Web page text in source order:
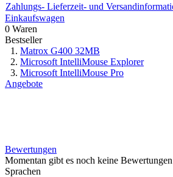
Zahlungs- Lieferzeit- und
Einkaufswagen
0 Waren
Bestseller
Matrox G400 32MB
Microsoft IntelliMouse Explorer
Microsoft IntelliMouse Pro
Angebote
Bewertungen
Momentan gibt es noch keine Bewertungen
Sprachen